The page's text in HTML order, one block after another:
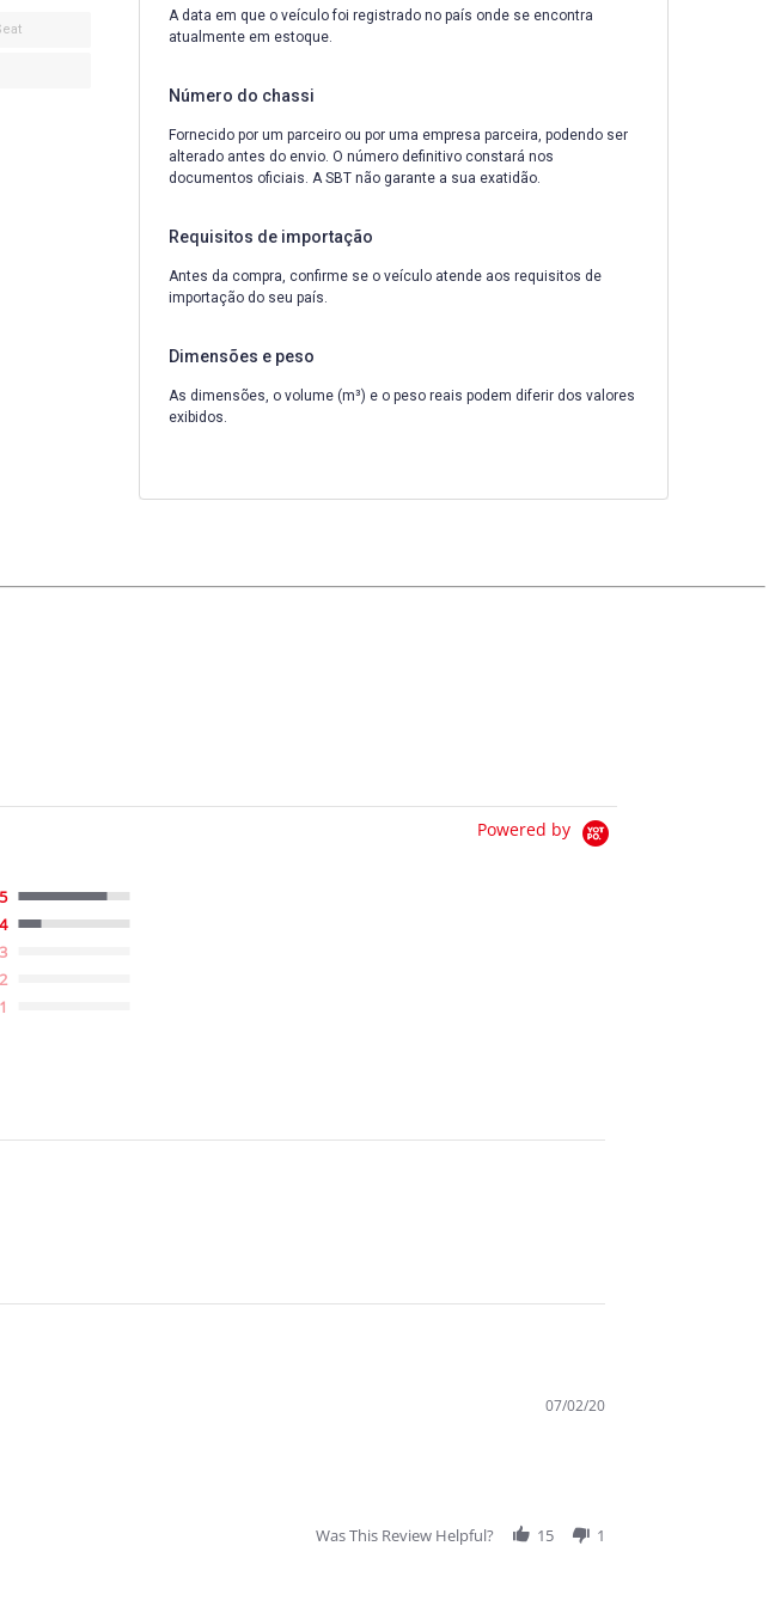
A data em que o veículo foi registrado no país onde se encontra
atualmente em estoque.
Número do chassi
Fornecido por um parceiro ou por uma empresa parceira, podendo ser
alterado antes do envio. O número definitivo constará nos
documentos oficiais. A SBT não garante a sua exatidão.
Requisitos de importação
Antes da compra, confirme se o veículo atende aos requisitos de
importação do seu país.
Dimensões e peso
As dimensões, o volume (m³) e o peso reais podem diferir dos valores
exibidos.
Powered by
5
4
3
2
1
07/02/20
Was This Review Helpful? 15 1